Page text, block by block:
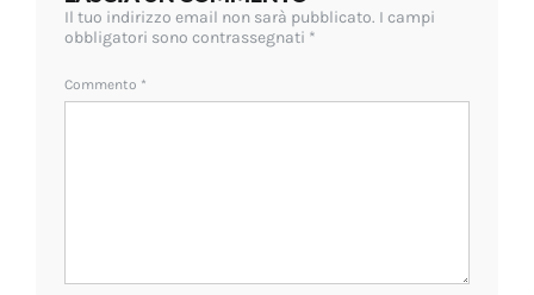
Il tuo indirizzo email non sarà pubblicato. I campi
obbligatori sono contrassegnati *
Commento *